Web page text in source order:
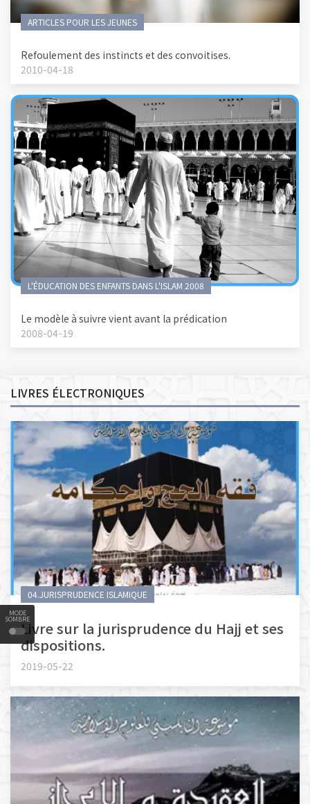
MODE
SOMBRE
ARTICLES POUR LES JEUNES
Refoulement des instincts et des convoitises.
2010-04-18
L'ÉDUCATION DES ENFANTS DANS L'ISLAM 2008
Le modèle à suivre vient avant la prédication
2008-04-19
LIVRES ÉLECTRONIQUES
04.JURISPRUDENCE ISLAMIQUE
Livre sur la jurisprudence du Hajj et ses
dispositions.
2019-05-22